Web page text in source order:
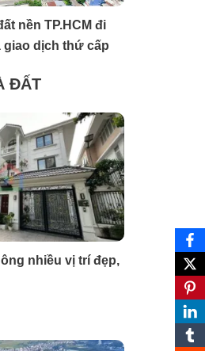
nền TP.HCM đi
giao dịch thứ cấp
ĐẤT
nhiều vị trí đẹp,